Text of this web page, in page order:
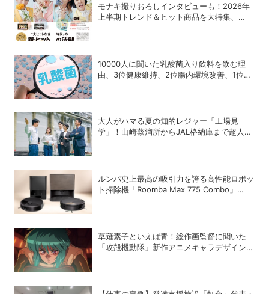
モナキ撮りおろしインタビューも！2026年
上半期トレンド＆ヒット商品を大特集、
10000人に聞いた乳酸菌入り飲料を飲む理
由、3位健康維持、2位腸内環境改善、1位
大人がハマる夏の知的レジャー「工場見
学」！山崎蒸溜所からJAL格納庫まで超人気
ルンバ史上最高の吸引力を誇る高性能ロボッ
ト掃除機「Roomba Max 775 Combo」
草薙素子といえば青！総作画監督に聞いた
「攻殻機動隊」新作アニメキャラデザインの